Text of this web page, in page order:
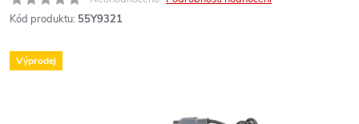
Kód produktu: 55Y9321
Výprodej